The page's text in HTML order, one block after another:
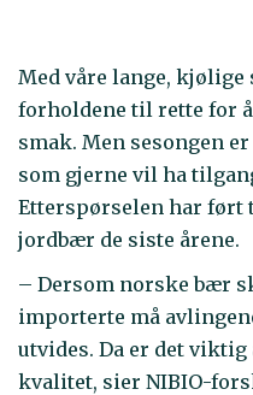
Med våre lange,
forholdene til rette for
smak. Men sesongen
som gjerne vil ha
Etterspørselen har
jordbær de siste årene.
– Dersom norske bær
importerte må
utvides. Da er det
kvalitet, sier NIBIO-